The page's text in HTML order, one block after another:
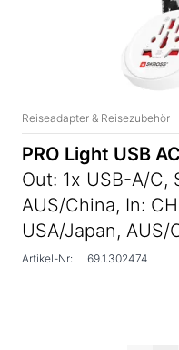
Reiseadapter & Reisezubehör
PRO Light USB
Out: 1x USB-A/C,
AUS/China, In:
USA/Japan, AUS/
Artikel-Nr: 69.1.302474